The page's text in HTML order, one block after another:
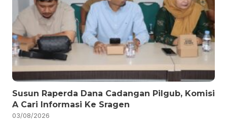
Susun Raperda Dana Cadangan Pilgub, Komisi
A Cari Informasi Ke Sragen
03/08/2026